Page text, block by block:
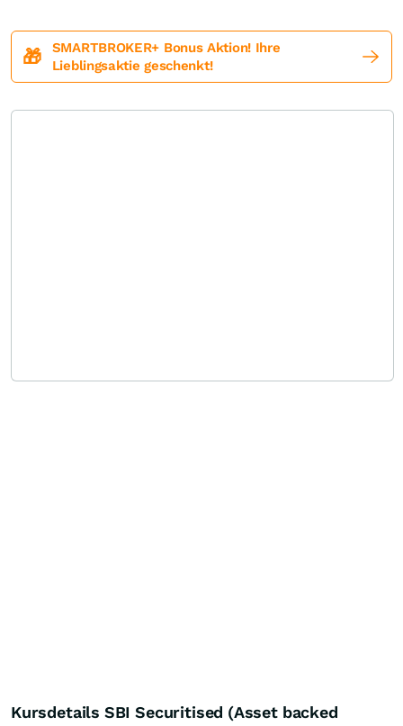
🎁
SMARTBROKER+ Bonus Aktion! Ihre
Lieblingsaktie geschenkt!
Kursdetails SBI Securitised (Asset backed